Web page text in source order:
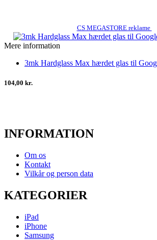
CS MEGASTORE reklame
Mere information
3mk Hardglass Max hærdet glas til
104,00 kr.
INFORMATION
Om os
Kontakt
Vilkår og person data
KATEGORIER
iPad
iPhone
Samsung